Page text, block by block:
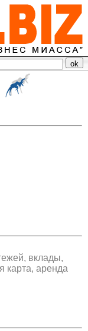
вклады,
карта, аренда